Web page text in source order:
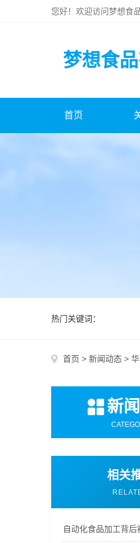
您好！欢迎访问梦想食
梦想食
首页
热门关键词：
首页 > 新闻动态 >
新
相关
自动化食品加工背